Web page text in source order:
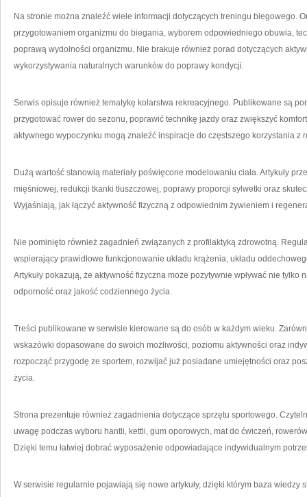
Na stronie można znaleźć wiele informacji dotyczących treningu biegowego.
przygotowaniem organizmu do biegania, wyborem odpowiedniego obuwia,
poprawą wydolności organizmu. Nie brakuje również porad dotyczących
wykorzystywania naturalnych warunków do poprawy kondycji.
Serwis opisuje również tematykę kolarstwa rekreacyjnego. Publikowane są
przygotować rower do sezonu, poprawić technikę jazdy oraz zwiększyć
aktywnego wypoczynku mogą znaleźć inspiracje do częstszego korzystania z
Dużą wartość stanowią materiały poświęcone modelowaniu ciała. Artykuły
mięśniowej, redukcji tkanki tłuszczowej, poprawy proporcji sylwetki oraz
Wyjaśniają, jak łączyć aktywność fizyczną z odpowiednim żywieniem i
Nie pominięto również zagadnień związanych z profilaktyką zdrowotną.
wspierający prawidłowe funkcjonowanie układu krążenia, układu
Artykuły pokazują, że aktywność fizyczna może pozytywnie wpływać nie
odporność oraz jakość codziennego życia.
Treści publikowane w serwisie kierowane są do osób w każdym wieku.
wskazówki dopasowane do swoich możliwości, poziomu aktywności oraz
rozpocząć przygodę ze sportem, rozwijać już posiadane umiejętności oraz
życia.
Strona prezentuje również zagadnienia dotyczące sprzętu sportowego.
uwagę podczas wyboru hantli, kettli, gum oporowych, mat do ćwiczeń,
Dzięki temu łatwiej dobrać wyposażenie odpowiadające indywidualnym
W serwisie regularnie pojawiają się nowe artykuły, dzięki którym baza wiedzy